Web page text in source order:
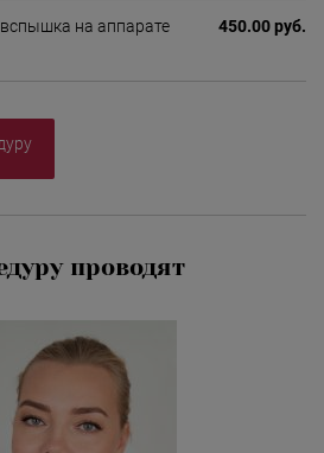
на аппарате
450.00 руб.
проводят